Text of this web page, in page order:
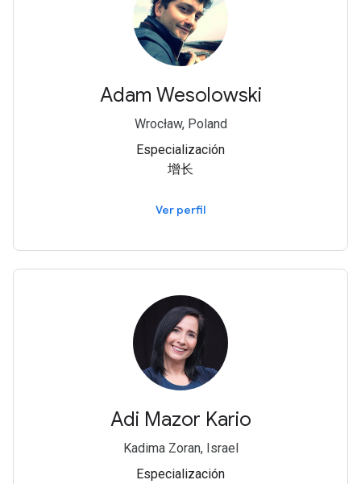
Adam Wesolowski
Wrocław, Poland
Especialización
增长
Ver perfil
Adi Mazor Kario
Kadima Zoran, Israel
Especialización